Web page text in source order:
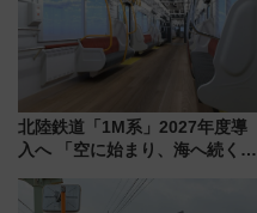
北陸鉄道「1M系」2027年度導
入へ 「空に始まり、海へ続く」
神秘的なデザイン